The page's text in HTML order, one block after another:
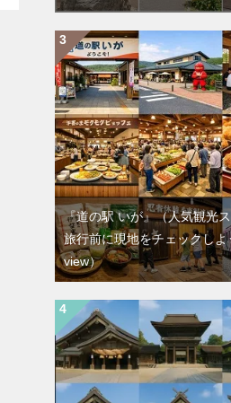
『道の駅 いが』（人気観光
旅行前に現地をチェックしよ
view）